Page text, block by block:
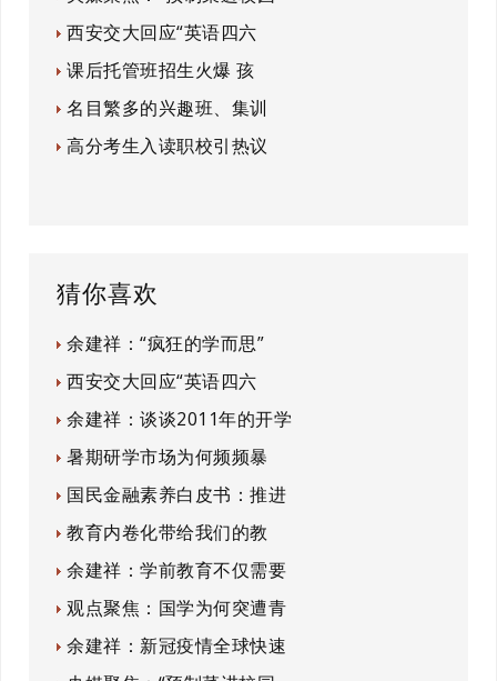
西安交大回应“英语四六
课后托管班招生火爆 孩
名目繁多的兴趣班、集训
高分考生入读职校引热议
猜你喜欢
余建祥：“疯狂的学而思”
西安交大回应“英语四六
余建祥：谈谈2011年的开学
暑期研学市场为何频频暴
国民金融素养白皮书：推进
教育内卷化带给我们的教
余建祥：学前教育不仅需要
观点聚焦：国学为何突遭青
余建祥：新冠疫情全球快速